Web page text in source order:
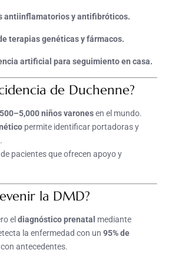
antiinflamatorios y antifibróticos.
terapias genéticas y fármacos.
artificial para seguimiento en casa.
de Duchenne?
niños varonesen el mundo.
permite identificar portadoras y
pacientes que ofrecen apoyo y
la DMD?
el diagnóstico prenatal mediante
la enfermedad con un 95% de
antecedentes.